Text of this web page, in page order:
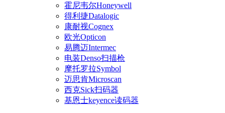
霍尼韦尔Honeywell
得利捷Datalogic
康耐视Cognex
欧光Opticon
易腾迈Intermec
电装Denso扫描枪
摩托罗拉Symbol
迈思肯Microscan
西克Sick扫码器
基恩士keyence读码器